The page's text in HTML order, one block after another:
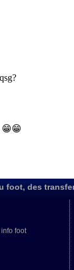
foot, des
info foot